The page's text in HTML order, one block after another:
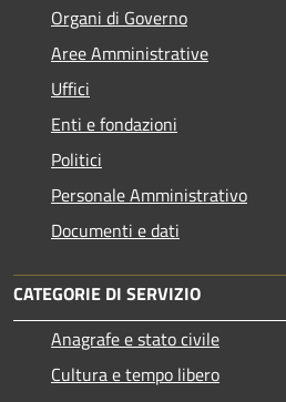
Organi di Governo
Aree Amministrative
Uffici
Enti e fondazioni
Politici
Personale Amministrativo
Documenti e dati
CATEGORIE DI SERVIZIO
Anagrafe e stato civile
Cultura e tempo libero